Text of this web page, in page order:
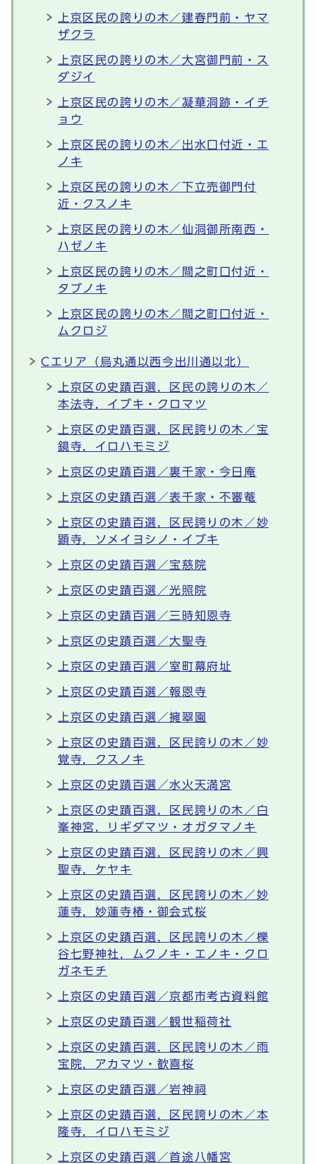
上京区民の誇りの木／建春門前・ヤマ
ザクラ
上京区民の誇りの木／大宮御門前・ス
ダジイ
上京区民の誇りの木／凝華洞跡・イチ
ョウ
上京区民の誇りの木／出水口付近・エ
ノキ
上京区民の誇りの木／下立売御門付
近・クスノキ
上京区民の誇りの木／仙洞御所南西・
ハゼノキ
上京区民の誇りの木／間之町口付近・
タブノキ
上京区民の誇りの木／間之町口付近・
ムクロジ
Cエリア（烏丸通以西今出川通以北）
上京区の史蹟百選，区民の誇りの木／
本法寺，イブキ・クロマツ
上京区の史蹟百選，区民誇りの木／宝
鏡寺，イロハモミジ
上京区の史蹟百選／裏千家・今日庵
上京区の史蹟百選／表千家・不審菴
上京区の史蹟百選，区民誇りの木／妙
顕寺，ソメイヨシノ・イブキ
上京区の史蹟百選／宝慈院
上京区の史蹟百選／光照院
上京区の史蹟百選／三時知恩寺
上京区の史蹟百選／大聖寺
上京区の史蹟百選／室町幕府址
上京区の史蹟百選／報恩寺
上京区の史蹟百選／擁翠園
上京区の史蹟百選，区民誇りの木／妙
覚寺，クスノキ
上京区の史蹟百選／水火天満宮
上京区の史蹟百選，区民誇りの木／白
峯神宮，リギダマツ・オガタマノキ
上京区の史蹟百選，区民誇りの木／興
聖寺，ケヤキ
上京区の史蹟百選，区民誇りの木／妙
蓮寺，妙蓮寺椿・御会式桜
上京区の史蹟百選，区民誇りの木／櫟
谷七野神社，ムクノキ・エノキ・クロ
ガネモチ
上京区の史蹟百選／京都市考古資料館
上京区の史蹟百選／観世稲荷社
上京区の史蹟百選，区民誇りの木／雨
宝院，アカマツ・歓喜桜
上京区の史蹟百選／岩神祠
上京区の史蹟百選，区民誇りの木／本
隆寺，イロハモミジ
上京区の史蹟百選／首途八幡宮